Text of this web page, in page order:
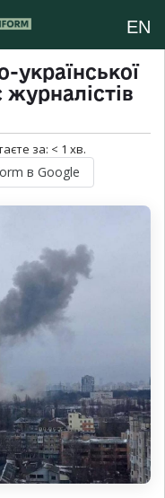
EN
української
журналістів
за: < 1 хв.
в Google